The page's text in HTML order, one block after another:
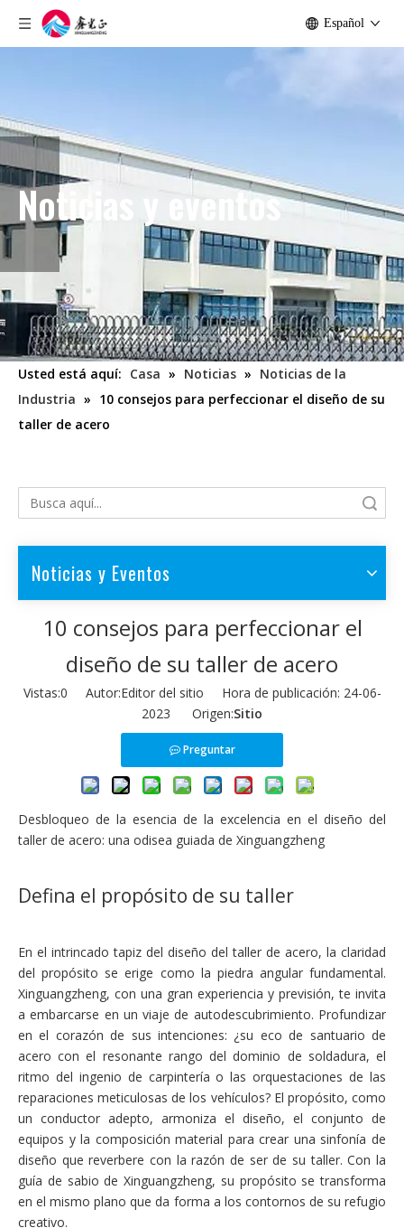
Español
Noticias y eventos
Usted está aquí: Casa » Noticias » Noticias de la
Industria » 10 consejos para perfeccionar el diseño de su
taller de acero
Noticias y Eventos
10 consejos para perfeccionar el
diseño de su taller de acero
Vistas:0 Autor:Editor del sitio Hora de publicación: 24-06-
2023 Origen:Sitio
Preguntar
Desbloqueo de la esencia de la excelencia en el diseño del
taller de acero: una odisea guiada de Xinguangzheng
Defina el propósito de su taller
En el intrincado tapiz del diseño del taller de acero, la claridad
del propósito se erige como la piedra angular fundamental.
Xinguangzheng, con una gran experiencia y previsión, te invita
a embarcarse en un viaje de autodescubrimiento. Profundizar
en el corazón de sus intenciones: ¿su eco de santuario de
acero con el resonante rango del dominio de soldadura, el
ritmo del ingenio de carpintería o las orquestaciones de las
reparaciones meticulosas de los vehículos? El propósito, como
un conductor adepto, armoniza el diseño, el conjunto de
equipos y la composición material para crear una sinfonía de
diseño que reverbere con la razón de ser de su taller. Con la
guía de sabio de Xinguangzheng, su propósito se transforma
en el mismo plano que da forma a los contornos de su refugio
creativo.